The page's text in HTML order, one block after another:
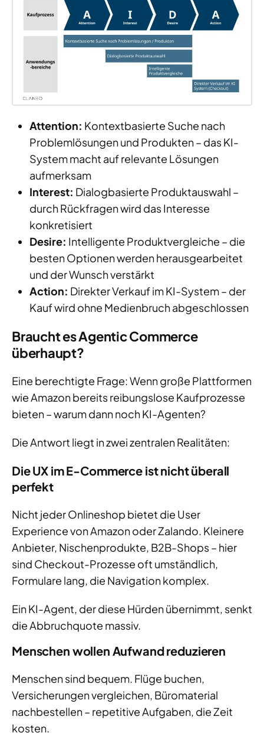
Attention: Kontextbasierte Suche nach
Problemlösungen und Produkten – das KI-
System macht auf relevante Lösungen
aufmerksam
Interest: Dialogbasierte Produktauswahl –
durch Rückfragen wird das Interesse
konkretisiert
Desire: Intelligente Produktvergleiche – die
besten Optionen werden herausgearbeitet
und der Wunsch verstärkt
Action: Direkter Verkauf im KI-System – der
Kauf wird ohne Medienbruch abgeschlossen
Braucht es Agentic Commerce
überhaupt?
Eine berechtigte Frage: Wenn große Plattformen
wie Amazon bereits reibungslose Kaufprozesse
bieten – warum dann noch KI-Agenten?
Die Antwort liegt in zwei zentralen Realitäten:
Die UX im E-Commerce ist nicht überall
perfekt
Nicht jeder Onlineshop bietet die User
Experience von Amazon oder Zalando. Kleinere
Anbieter, Nischenprodukte, B2B-Shops – hier
sind Checkout-Prozesse oft umständlich,
Formulare lang, die Navigation komplex.
Ein KI-Agent, der diese Hürden übernimmt, senkt
die Abbruchquote massiv.
Menschen wollen Aufwand reduzieren
Menschen sind bequem. Flüge buchen,
Versicherungen vergleichen, Büromaterial
nachbestellen – repetitive Aufgaben, die Zeit
kosten.